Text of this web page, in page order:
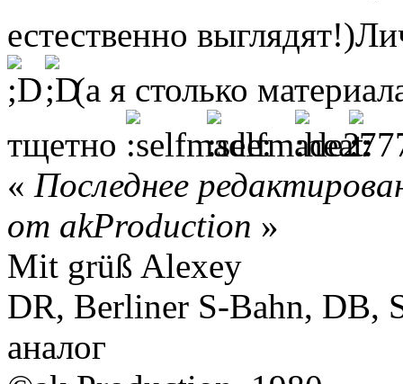
естественно
(а я столько
тщетно
« Последнее
от akProduction »
Mit grüß Alexey
DR, Berliner S-Bahn, DB,
аналог